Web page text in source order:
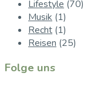
Lifestyle (70)
Musik (1)
Recht (1)
Reisen (25)
Folge uns